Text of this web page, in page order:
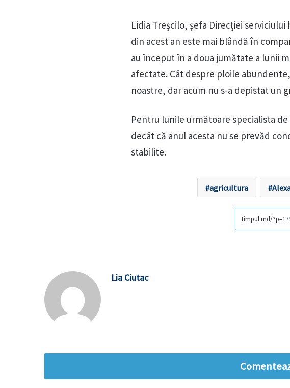
Lidia Treşcilo, șefa Direcției
din acest an este mai blândă în
au început în a doua jumătate a lunii
afectate. Cât despre ploile
noastre, dar acum nu s-a depistat un
Pentru lunile următoare specialista
decât că anul acesta nu se prevăd
stabilite.
agricultura
Lia Ciutac